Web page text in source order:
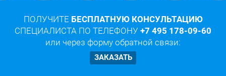
ПОЛУЧИТЕ БЕСПЛАТНУЮ КОНСУЛЬТАЦИЮ
СПЕЦИАЛИСТА ПО ТЕЛЕФОНУ +7 495 178-09-60
или через форму обратной связи:
ЗАКАЗАТЬ